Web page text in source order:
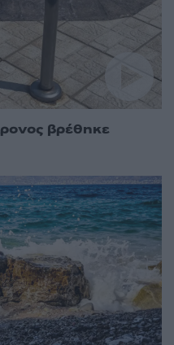
βρέθηκε